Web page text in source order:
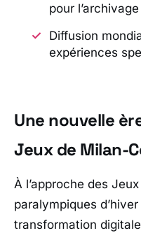
pour
Diffusion
expériences
Une nouvelle
Jeux de Milan-
À l’approche des
paralympiques d’hiver
transformation